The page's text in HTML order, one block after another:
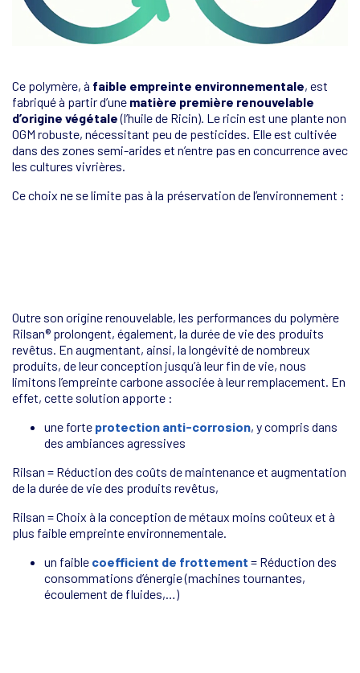
Ce polymère, à faible empreinte environnementale, est
fabriqué à partir d’une matière première renouvelable
d’origine végétale(l’huile de Ricin). Le ricin est une plante non
OGM robuste, nécessitant peu de pesticides. Elle est cultivée
dans des zones semi-arides et n’entre pas en concurrence avec
les cultures vivrières.
Ce choix ne se limite pas à la préservation de l’environnement :
Outre son origine renouvelable, les performances du polymère
Rilsan® prolongent, également, la durée de vie des produits
revêtus. En augmentant, ainsi, la longévité de nombreux
produits, de leur conception jusqu’à leur fin de vie, nous
limitons l’empreinte carbone associée à leur remplacement. En
effet, cette solution apporte :
une forte protection anti-corrosion, y compris dans
des ambiances agressives
Rilsan = Réduction des coûts de maintenance et augmentation
de la durée de vie des produits revêtus,
Rilsan = Choix à la conception de métaux moins coûteux et à
plus faible empreinte environnementale.
un faible coefficient de frottement = Réduction des
consommations d’énergie (machines tournantes,
écoulement de fluides,…)